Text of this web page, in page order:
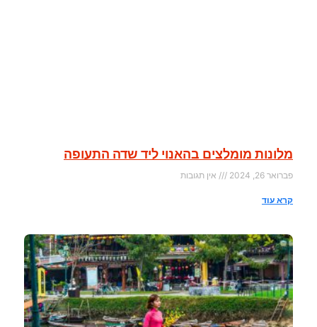
מלונות מומלצים בהאנוי ליד שדה התעופה
פברואר 26, 2024 אין תגובות
קרא עוד